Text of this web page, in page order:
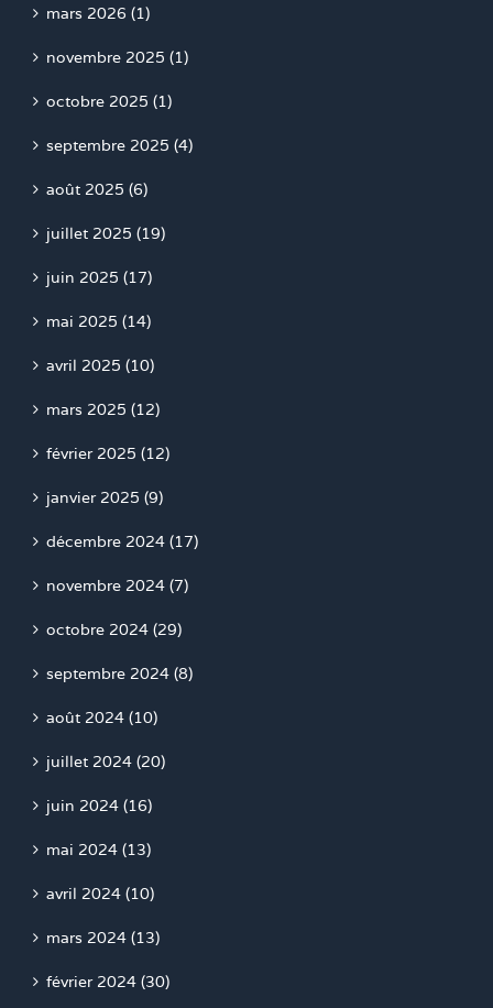
mars 2026 (1)
novembre 2025 (1)
octobre 2025 (1)
septembre 2025 (4)
août 2025 (6)
juillet 2025 (19)
juin 2025 (17)
mai 2025 (14)
avril 2025 (10)
mars 2025 (12)
février 2025 (12)
janvier 2025 (9)
décembre 2024 (17)
novembre 2024 (7)
octobre 2024 (29)
septembre 2024 (8)
août 2024 (10)
juillet 2024 (20)
juin 2024 (16)
mai 2024 (13)
avril 2024 (10)
mars 2024 (13)
février 2024 (30)